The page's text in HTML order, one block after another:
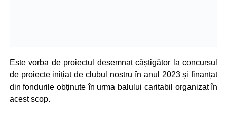
Este vorba de proiectul desemnat câștigător la concursul
de proiecte inițiat de clubul nostru în anul 2023 și finanțat
din fondurile obținute în urma balului caritabil organizat în
acest scop.